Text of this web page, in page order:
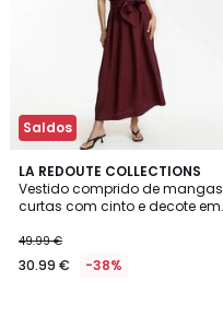
Saldos
LA REDOUTE COLLECTIONS
Vestido comprido de mangas
curtas com cinto e decote em
49.99 €
30.99 € -38%
3
/
5